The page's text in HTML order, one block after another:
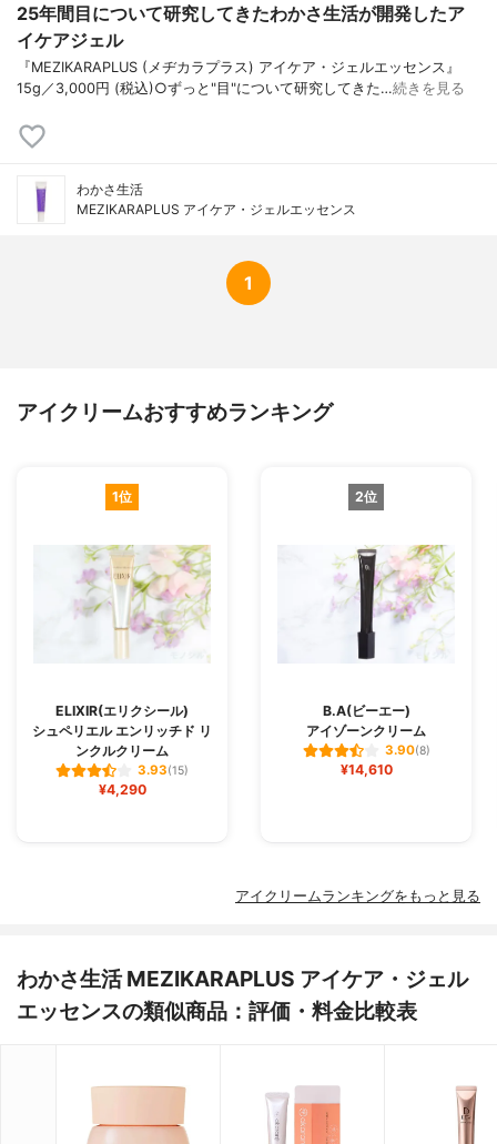
25年間目について研究してきたわかさ生活が開発したア
イケアジェル
『MEZIKARAPLUS (メヂカラプラス) アイケア・ジェルエッセンス』
15g／3,000円 (税込)○ずっと"目"について研究してきた…続きを見る
わかさ生活
MEZIKARAPLUS アイケア・ジェルエッセンス
1
アイクリームおすすめランキング
1位
ELIXIR(エリクシール)
シュペリエル エンリッチド リ
ンクルクリーム
3.93(15)
¥4,290
2位
B.A(ビーエー)
アイゾーンクリーム
3.90(8)
¥14,610
アイクリームランキングをもっと見る
わかさ生活 MEZIKARAPLUS アイケア・ジェル
エッセンスの類似商品：評価・料金比較表